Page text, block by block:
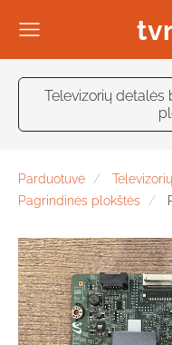
Televizorių detalės
Parduotuvė
Pagrindinės plokštės